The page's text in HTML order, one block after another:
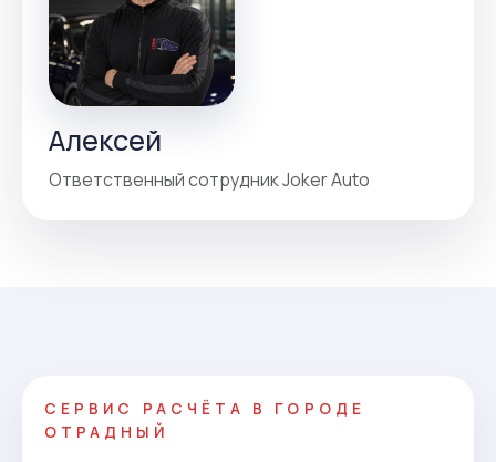
Алексей
Ответственный сотрудник Joker Auto
СЕРВИС РАСЧЁТА В ГОРОДЕ
ОТРАДНЫЙ